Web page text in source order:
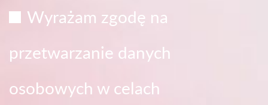
Wyrażam zgodę na
przetwarzanie danych
osobowych w celach